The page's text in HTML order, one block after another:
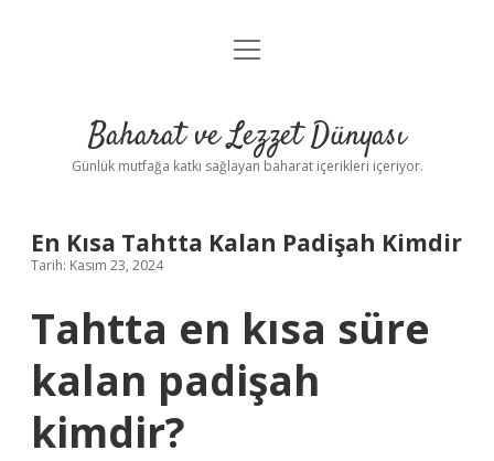
Anasayfa
Yasal Uyarı
menüyü
Baharat ve Lezzet Dünyası
Günlük mutfağa katkı sağlayan baharat içerikleri içeriyor.
En Kısa Tahtta Kalan Padişah Kimdir
Tarih: Kasım 23, 2024
Tahtta en kısa süre
kalan padişah
kimdir?